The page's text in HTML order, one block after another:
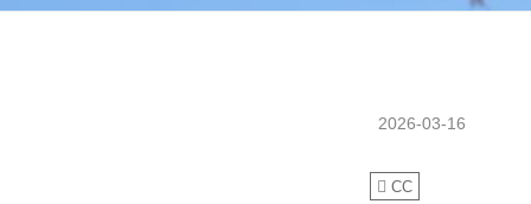
2026-03-16
CC